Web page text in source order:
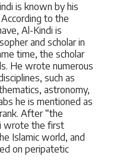
is known by his
According to the
Al-Kindi is
and scholar in
time, the scholar
He wrote numerous
such as
astronomy,
he is mentioned as
After “the
wrote the first
Islamic world, and
on peripatetic